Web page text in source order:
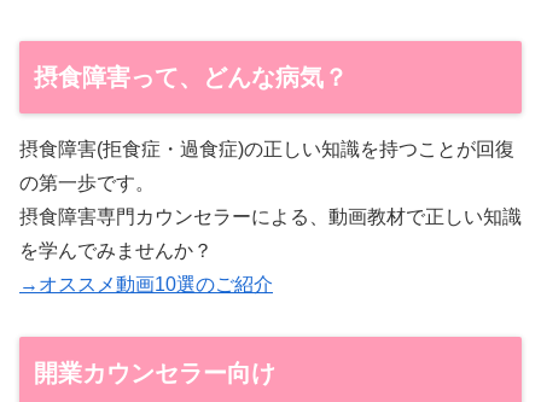
摂食障害って、どんな病気？
摂食障害(拒食症・過食症)の正しい知識を持つことが回復
の第一歩です。
摂食障害専門カウンセラーによる、動画教材で正しい知識
を学んでみませんか？
→オススメ動画10選のご紹介
開業カウンセラー向け